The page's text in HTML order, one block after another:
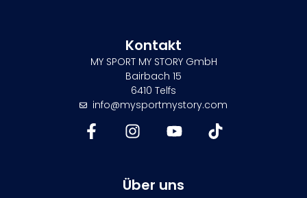
Kontakt
MY SPORT MY STORY GmbH
Bairbach 15
6410 Telfs
info@mysportmystory.com
Über uns